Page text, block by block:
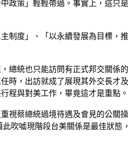
政策」輕輕帶過。事實上，這
制度」、「以永續發展為目標，
總統也只能訪問有正式邦交關
時，出訪就成了展現其外交長才
程與對美工作，畢竟這才是重點。
視蔡總統過境待遇及會見的公關
此吹噓現階段台美關係是最佳狀態